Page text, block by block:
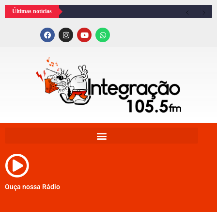
Últimas notícias
Ouça nossa Rádio